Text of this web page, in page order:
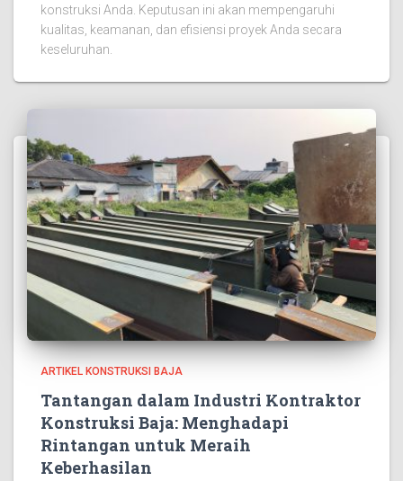
konstruksi Anda. Keputusan ini akan mempengaruhi
kualitas, keamanan, dan efisiensi proyek Anda secara
keseluruhan.
ARTIKEL KONSTRUKSI BAJA
Tantangan dalam Industri Kontraktor
Konstruksi Baja: Menghadapi
Rintangan untuk Meraih
Keberhasilan